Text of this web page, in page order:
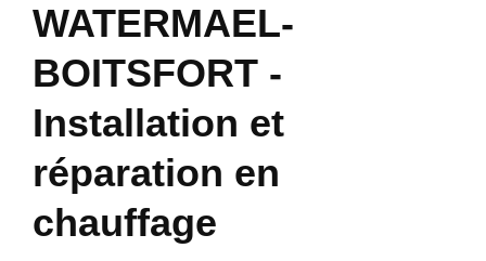
WATERMAEL-
BOITSFORT -
Installation et
réparation en
chauffage